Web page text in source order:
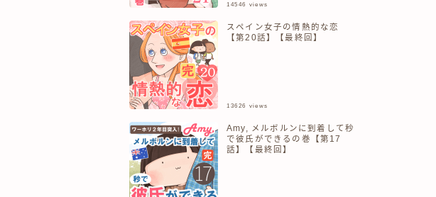
14546 views
スペイン女子の情熱的な恋
【第20話】【最終回】
13626 views
Amy, メルボルンに到着して秒
で彼氏ができるの巻【第17
話】【最終回】